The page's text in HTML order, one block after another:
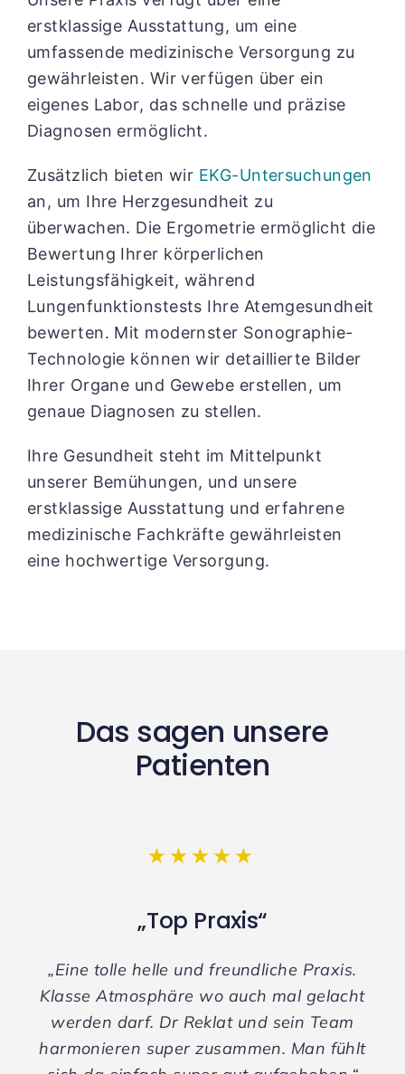
erstklassige Ausstattung, um eine
umfassende medizinische Versorgung zu
gewährleisten. Wir verfügen über ein
eigenes Labor, das schnelle und präzise
Diagnosen ermöglicht.
Zusätzlich bieten wir EKG-Untersuchungen
an, um Ihre Herzgesundheit zu
überwachen. Die Ergometrie ermöglicht die
Bewertung Ihrer körperlichen
Leistungsfähigkeit, während
Lungenfunktionstests Ihre Atemgesundheit
bewerten. Mit modernster Sonographie-
Technologie können wir detaillierte Bilder
Ihrer Organe und Gewebe erstellen, um
genaue Diagnosen zu stellen.
Ihre Gesundheit steht im Mittelpunkt
unserer Bemühungen, und unsere
erstklassige Ausstattung und erfahrene
medizinische Fachkräfte gewährleisten
eine hochwertige Versorgung.
Das sagen unsere
Patienten
⭑⭑⭑⭑⭑
„Top Praxis“
„Eine tolle helle und freundliche Praxis.
Klasse Atmosphäre wo auch mal gelacht
werden darf. Dr Reklat und sein Team
harmonieren super zusammen. Man fühlt